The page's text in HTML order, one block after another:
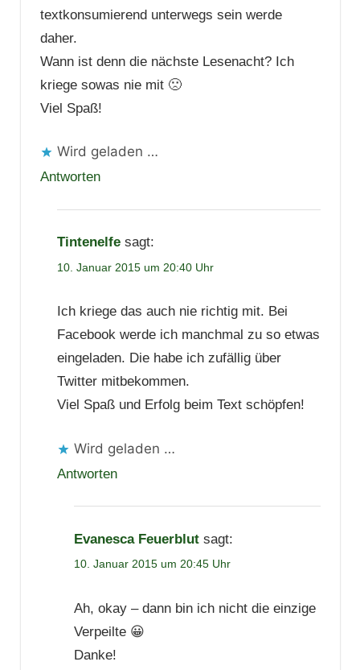
textkonsumierend unterwegs sein werde
daher.
Wann ist denn die nächste Lesenacht? Ich
kriege sowas nie mit 🙁
Viel Spaß!
Wird geladen …
Antworten
Tintenelfe sagt:
10. Januar 2015 um 20:40 Uhr
Ich kriege das auch nie richtig mit. Bei
Facebook werde ich manchmal zu so etwas
eingeladen. Die habe ich zufällig über
Twitter mitbekommen.
Viel Spaß und Erfolg beim Text schöpfen!
Wird geladen …
Antworten
Evanesca Feuerblut sagt:
10. Januar 2015 um 20:45 Uhr
Ah, okay – dann bin ich nicht die einzige
Verpeilte 😀
Danke!